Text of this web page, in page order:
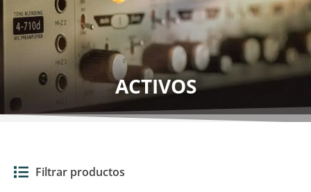
ACTIVOS
Filtrar productos